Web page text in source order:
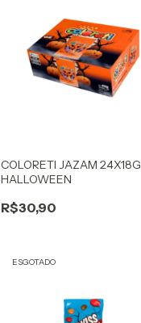
COLORETI JAZAM 24X18G
HALLOWEEN
R$30,90
ESGOTADO